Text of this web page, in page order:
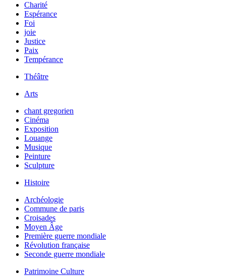
Charité
Espérance
Foi
joie
Justice
Paix
Tempérance
Théâtre
Arts
chant gregorien
Cinéma
Exposition
Louange
Musique
Peinture
Sculpture
Histoire
Archéologie
Commune de paris
Croisades
Moyen Âge
Première guerre mondiale
Révolution française
Seconde guerre mondiale
Patrimoine Culture